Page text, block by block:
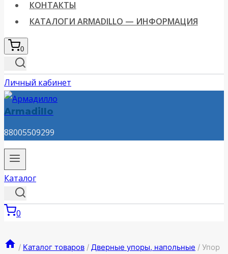
КОНТАКТЫ
КАТАЛОГИ ARMADILLO — ИНФОРМАЦИЯ
0
Личный кабинет
Armadillo
88005509299
Каталог
0
/ Каталог товаров / Дверные упоры, напольные / Упор